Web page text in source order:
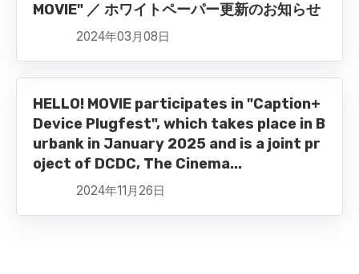
MOVIE" ／ ホワイトペーパー更新のお知らせ
2024年03月08日
HELLO! MOVIE participates in "Caption+
Device Plugfest", which takes place in B
urbank in January 2025 and is a joint pr
oject of DCDC, The Cinema...
2024年11月26日